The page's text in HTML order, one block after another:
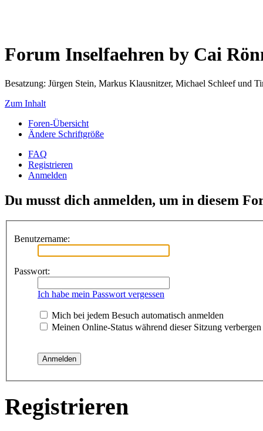
Forum Inselfaehren by Cai
Besatzung: Jürgen Stein, Markus Klausnitzer, Michael Schleef und
Zum Inhalt
Foren-Übersicht
Ändere Schriftgröße
FAQ
Registrieren
Anmelden
Du musst dich anmelden, um in diesem
Benutzername:
Passwort:
Ich habe mein Passwort vergessen
Mich bei jedem Besuch automatisch anmelden
Meinen Online-Status während dieser Sitzung verbergen
Registrieren